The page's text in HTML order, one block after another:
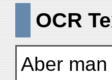
OCR
Aber